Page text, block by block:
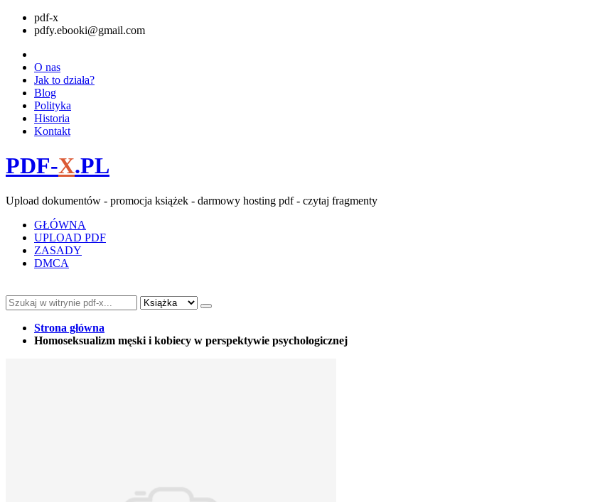
pdf-x
pdfy.ebooki@gmail.com
O nas
Jak to działa?
Blog
Polityka
Historia
Kontakt
PDF-X.PL
Upload dokumentów - promocja książek - darmowy hosting pdf - czytaj fragmenty
GŁÓWNA
UPLOAD PDF
ZASADY
DMCA
Strona główna
Homoseksualizm męski i kobiecy w perspektywie psychologicznej